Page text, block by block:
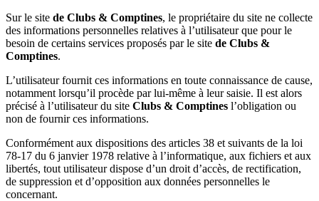
Sur le site de Clubs & Comptines, le propriétaire du site ne collecte
des informations personnelles relatives à l’utilisateur que pour le
besoin de certains services proposés par le site de Clubs &
Comptines.
L’utilisateur fournit ces informations en toute connaissance de cause,
notamment lorsqu’il procède par lui-même à leur saisie. Il est alors
précisé à l’utilisateur du site Clubs & Comptines l’obligation ou
non de fournir ces informations.
Conformément aux dispositions des articles 38 et suivants de la loi
78-17 du 6 janvier 1978 relative à l’informatique, aux fichiers et aux
libertés, tout utilisateur dispose d’un droit d’accès, de rectification,
de suppression et d’opposition aux données personnelles le
concernant.